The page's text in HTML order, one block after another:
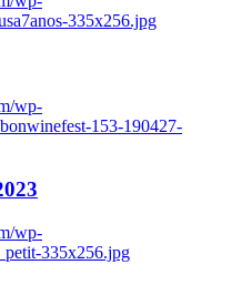
335x256.jpg
wp-
153-190427-
wp-
335x256.jpg